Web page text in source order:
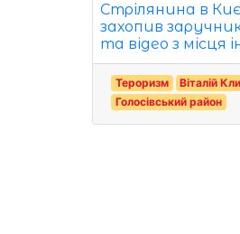
Стрілянина в
захопив
та відео з місця
Тероризм
Віталій
Голосівський район